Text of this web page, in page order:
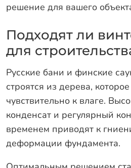
решение для вашего
Подходят ли
для
Русские бани и финские
строятся из дерева,
чувствительно к влаге.
конденсат и регулярный
временем приводят к
деформации фундамента.